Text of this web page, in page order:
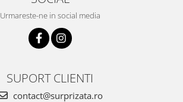
Urmareste-ne in social media
SUPORT CLIENTI
contact@surprizata.ro